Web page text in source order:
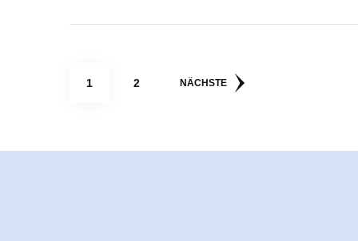
Seitennummerierung
Beiträge
SEITE
1 SEITE
2 NÄCHSTE